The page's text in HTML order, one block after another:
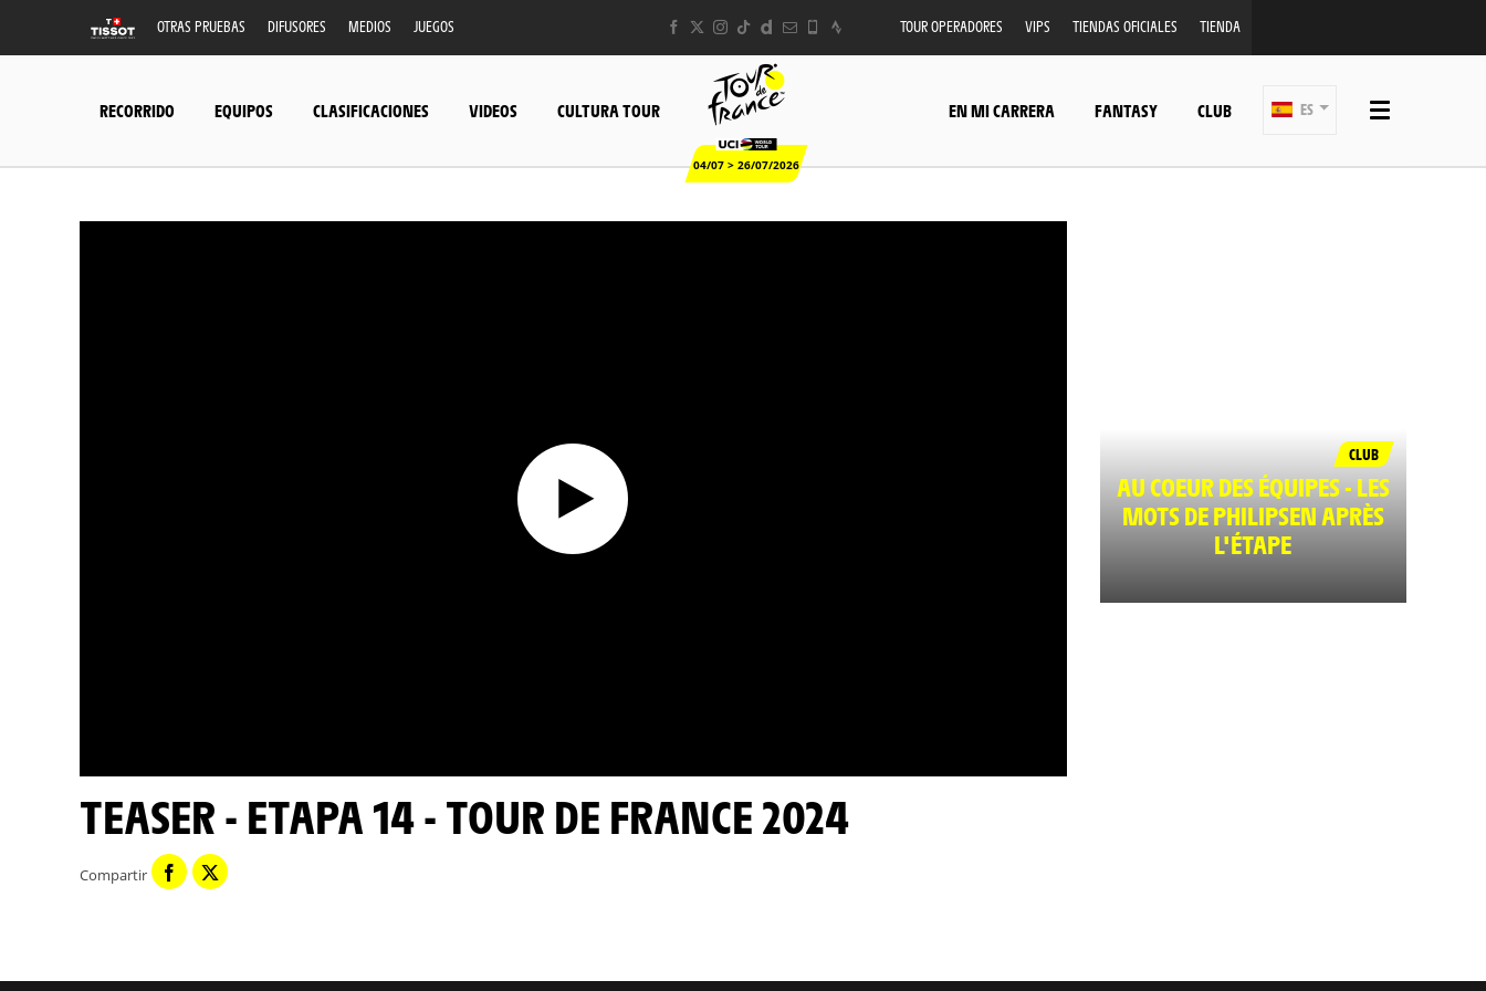
OTRAS PRUEBAS DIFUSORES MEDIOS JUEGOS TOUR OPERADORES VIPS TIENDAS OFICIALES TIENDA
RECORRIDO EQUIPOS CLASIFICACIONES VIDEOS CULTURA TOUR
04/07 > 26/07/2026
EN MI CARRERA FANTASY CLUB ES
TEASER - ETAPA 14 - TOUR DE FRANCE 2024
Compartir
CLUB
AU COEUR DES ÉQUIPES - LES
MOTS DE PHILIPSEN APRÈS
L'ÉTAPE